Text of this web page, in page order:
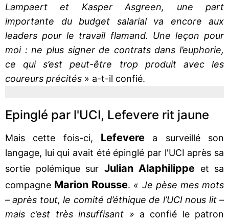
Lampaert et Kasper Asgreen, une part
importante du budget salarial va encore aux
leaders pour le travail flamand. Une leçon pour
moi : ne plus signer de contrats dans l’euphorie,
ce qui s’est peut-être trop produit avec les
coureurs précités » a-t-il confié.
Epinglé par l'UCI, Lefevere rit jaune
Mais cette fois-ci, Lefevere a surveillé son
langage, lui qui avait été épinglé par l'UCI après sa
sortie polémique sur Julian Alaphilippe et sa
compagne Marion Rousse. « Je pèse mes mots
– après tout, le comité d’éthique de l’UCI nous lit –
mais c’est très insuffisant » a confié le patron